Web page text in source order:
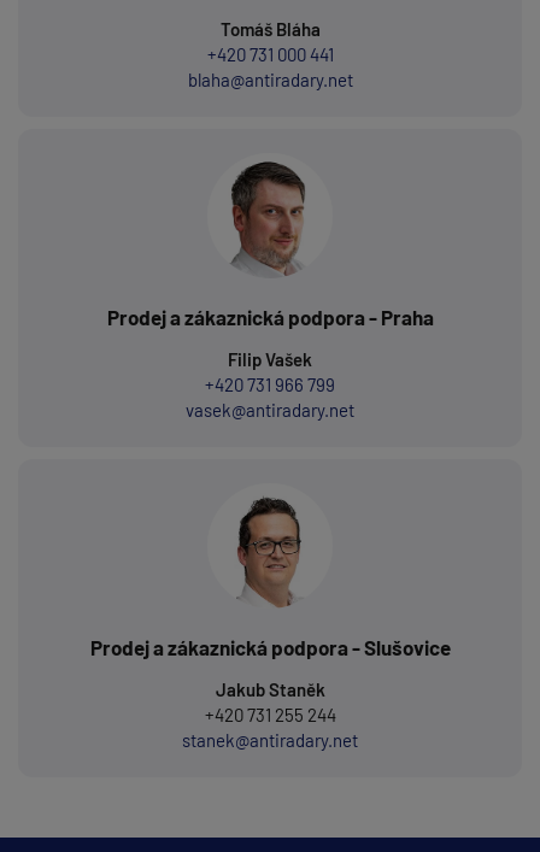
Tomáš Bláha
+420 731 000 441
blaha@antiradary.net
Prodej a zákaznická podpora - Praha
Filip Vašek
+420 731 966 799
vasek@antiradary.net
Prodej a zákaznická podpora - Slušovice
Jakub Staněk
+420 731 255 244
stanek@antiradary.net